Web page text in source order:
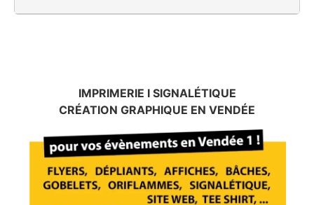
IMPRIMERIE I SIGNALÉTIQUE
CRÉATION GRAPHIQUE EN VENDÉE